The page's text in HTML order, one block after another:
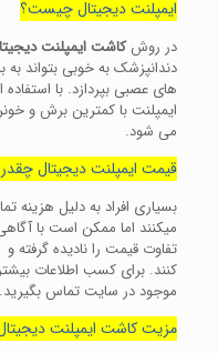
ایمپلنت دیجیتال چیست؟
در روشکاشت ایمپلنت
دندانپزشک به خوبی بتواند
های عصبی بپردازد. با
ایمپلنت با کمترین برش و
می شود.
قیمت ایمپلنت دیجیتال
بسیاری افراد به دلیل هزینه
میکنند اما ممکن است با
تفاوت قیمت را نادیده گرفته
کنند. برای کسب اطلاعات
موجود در سایت تماس بگیرید.
مزیت کاشت ایمپلنت